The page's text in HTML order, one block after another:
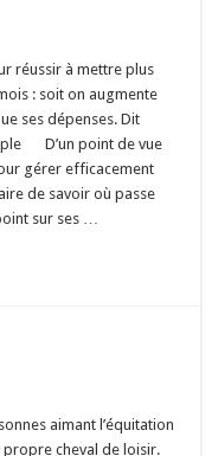
réussir à mettre plus
: soit on augmente
ses dépenses. Dit
D’un point de vue
gérer efficacement
de savoir où passe
sur ses …
aimant l’équitation
cheval de loisir.